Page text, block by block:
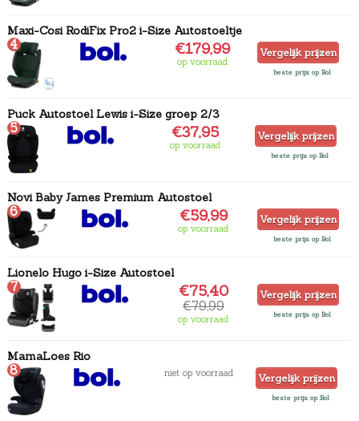
Maxi-Cosi RodiFix Pro2 i-Size Autostoeltje
4 €179,99
op voorraad
Vergelijk prijzen
beste prijs op Bol
Puck Autostoel Lewis i-Size groep 2/3
5 €37,95
op voorraad
Vergelijk prijzen
beste prijs op Bol
Novi Baby James Premium Autostoel
6 €59,99
op voorraad
Vergelijk prijzen
beste prijs op Bol
Lionelo Hugo i-Size Autostoel
7 €75,40
€79,99
op voorraad
Vergelijk prijzen
beste prijs op Bol
MamaLoes Rio
8 niet op voorraad Vergelijk prijzen
beste prijs op Bol